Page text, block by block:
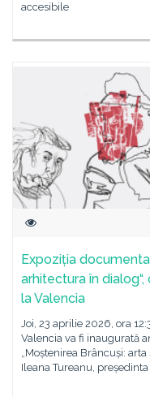
accesibile
Expoziția
arhitectura în
la Valencia
Joi, 23 aprilie 2026, ora
Valencia va fi inaugurată
„Moștenirea Brâncuși:
Ileana Tureanu,